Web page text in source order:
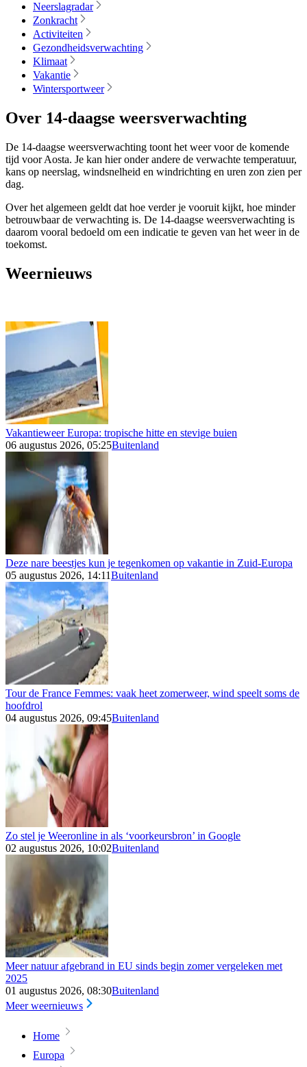
Neerslagradar
Zonkracht
Activiteiten
Gezondheidsverwachting
Klimaat
Vakantie
Wintersportweer
Over 14-daagse weersverwachting
De 14-daagse weersverwachting toont het weer voor de komende
tijd voor Aosta. Je kan hier onder andere de verwachte temperatuur,
kans op neerslag, windsnelheid en windrichting en uren zon zien per
dag.
Over het algemeen geldt dat hoe verder je vooruit kijkt, hoe minder
betrouwbaar de verwachting is. De 14-daagse weersverwachting is
daarom vooral bedoeld om een indicatie te geven van het weer in de
toekomst.
Weernieuws
Vakantieweer Europa: tropische hitte en stevige buien
06 augustus 2026, 05:25Buitenland
Deze nare beestjes kun je tegenkomen op vakantie in Zuid-Europa
05 augustus 2026, 14:11Buitenland
Tour de France Femmes: vaak heet zomerweer, wind speelt soms de
hoofdrol
04 augustus 2026, 09:45Buitenland
Zo stel je Weeronline in als ‘voorkeursbron’ in Google
02 augustus 2026, 10:02Buitenland
Meer natuur afgebrand in EU sinds begin zomer vergeleken met
2025
01 augustus 2026, 08:30Buitenland
Meer weernieuws
Home
Europa